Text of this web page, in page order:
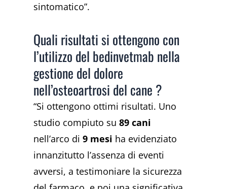
sintomatico”.
Quali risultati si ottengono con
l’utilizzo del bedinvetmab nella
gestione del dolore
nell’osteoartrosi del cane ?
“Si ottengono ottimi risultati. Uno
studio compiuto su89 cani
nell’arco di9 mesi ha evidenziato
innanzitutto l’assenza di eventi
avversi, a testimoniare la sicurezza